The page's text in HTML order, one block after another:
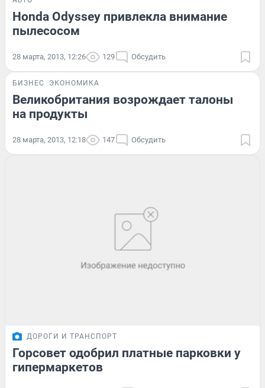
Honda Odyssey привлекла внимание
пылесосом
28 марта, 2013, 12:26 129 Обсудить
БИЗНЕС ЭКОНОМИКА
Великобритания возрождает талоны
на продукты
28 марта, 2013, 12:18 147 Обсудить
ДОРОГИ И ТРАНСПОРТ
Горсовет одобрил платные парковки у
гипермаркетов